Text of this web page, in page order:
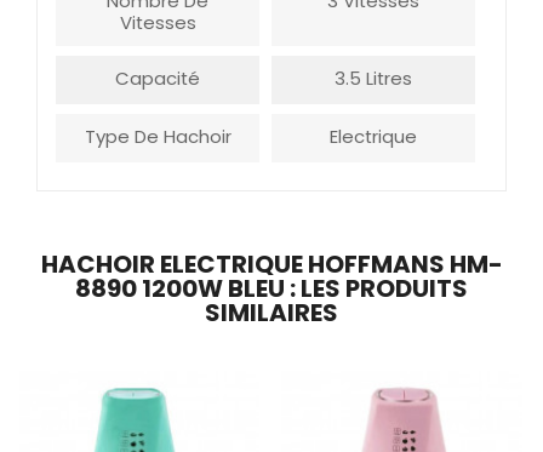
Vitesses
Capacité 3.5 Litres
Type De Hachoir Electrique
HACHOIR ELECTRIQUE HOFFMANS HM-
8890 1200W BLEU : LES PRODUITS
SIMILAIRES